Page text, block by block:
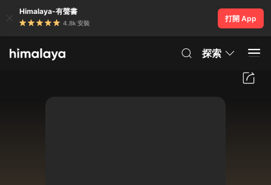
Himalaya-有聲書
4.8k 安裝
打開 App
探索